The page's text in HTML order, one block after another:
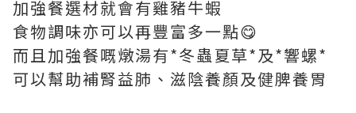
加強餐選材就會有雞豬牛蝦
食物調味亦可以再豐富多一點😋
而且加強餐嘅燉湯有*冬蟲夏草*及*響螺*
可以幫助補腎益肺、滋陰養顏及健脾養胃